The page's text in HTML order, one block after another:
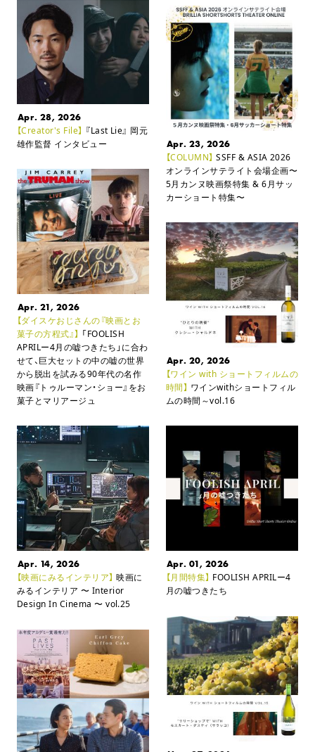
Apr. 28, 2026
【Creator's File】 『Last Lie』 岡元
雄作監督 インタビュー
Apr. 23, 2026
【COLUMN】 SSFF & ASIA 2026
オンラインサテライト会場企画〜
5月カンヌ映画祭特集 & 6月サッ
カーショート特集〜
Apr. 21, 2026
【ダイスケおじさんの『映画とお
菓子の方程式』】 「FOOLISH
APRILー4月の嘘つきたち」に合わ
せて、巨大セットの中の嘘の世界
から脱出を試みる90年代の名作
映画『トゥルーマン・ショー』をお
菓子とマリアージュ
Apr. 20, 2026
【ワイン with ショートフィルムの
時間】 ワインwithショートフィル
ムの時間～vol.16
Apr. 14, 2026
【映画にみるインテリア】 映画に
みるインテリア 〜 Interior
Design In Cinema 〜 vol.25
Apr. 01, 2026
【月間特集】 FOOLISH APRILー4
月の嘘つきたち